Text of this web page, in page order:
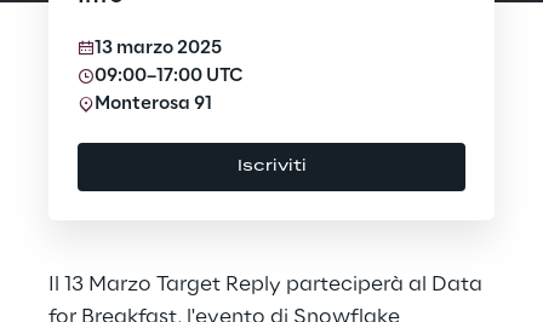
Il 13 Marzo Target Reply parteciperà al Data
for Breakfast, l'evento di Snowflake
Iscriviti
13 marzo 2025
09:00–17:00 UTC
Monterosa 91